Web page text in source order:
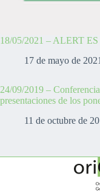
18/05/2021 – ALERT ES
17 de mayo de 2021
24/09/2019 –
presentaciones de los
11 de octubre de